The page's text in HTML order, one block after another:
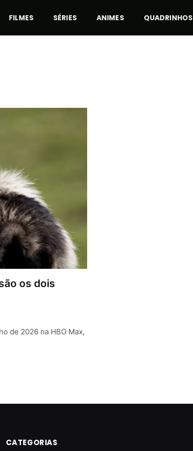
FILMES SÉRIES ANIMES QUADRINHOS
os dois
de 2026 na HBO Max,
CATEGORIAS